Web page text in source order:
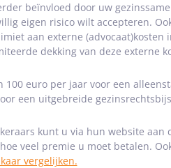
beïnvloed door uw
eigen risico wilt accepteren.
aan externe (advocaat)kosten
dekking van deze externe
euro per jaar voor een
een uitgebreide
kunt u via hun website aan
veel premie u moet betalen.
vergelijken.